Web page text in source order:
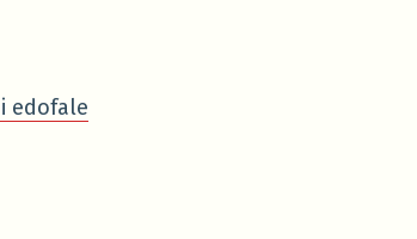
edofale